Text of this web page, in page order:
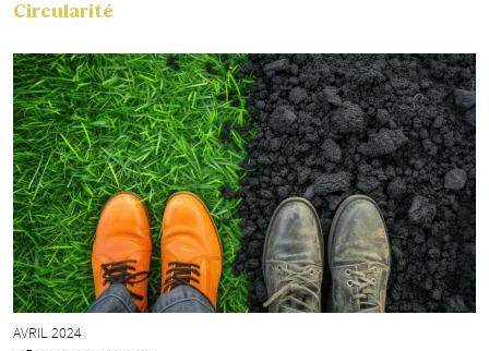
Circularité
AVRIL 2024